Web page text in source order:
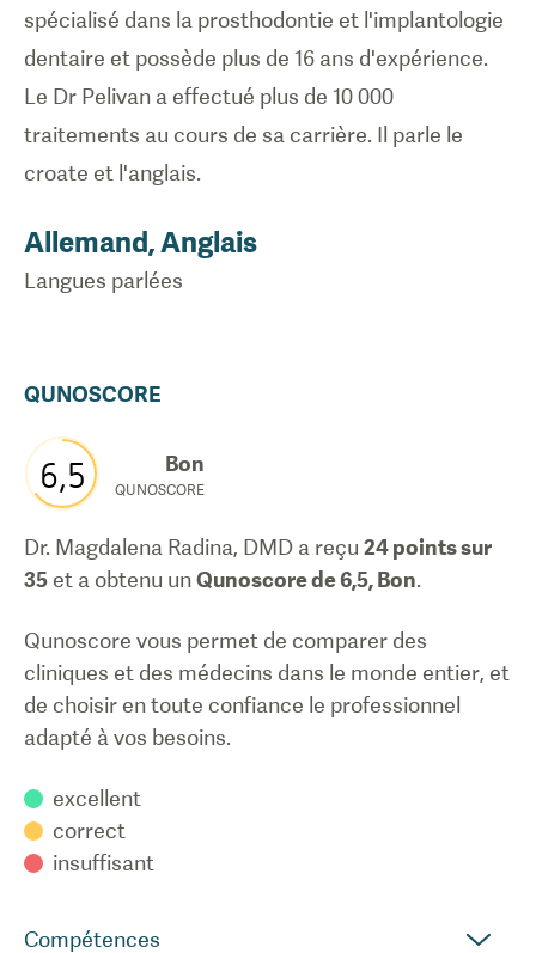
spécialisé dans la prosthodontie et l'implantologie
dentaire et possède plus de 16 ans d'expérience.
Le Dr Pelivan a effectué plus de 10 000
traitements au cours de sa carrière. Il parle le
croate et l'anglais.
Allemand, Anglais
Langues parlées
QUNOSCORE
6,5 Bon
QUNOSCORE
Dr. Magdalena Radina, DMD a reçu 24points sur
35 et a obtenu unQunoscore de6,5,Bon.
Qunoscore vous permet de comparer des
cliniques et des médecins dans le monde entier, et
de choisir en toute confiance le professionnel
adapté à vos besoins.
excellent
correct
insuffisant
Compétences